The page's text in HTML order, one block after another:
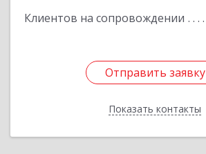
Клиентов на сопровождении
Отправить заявку
Показать контакты
Отправить заявку
Назад